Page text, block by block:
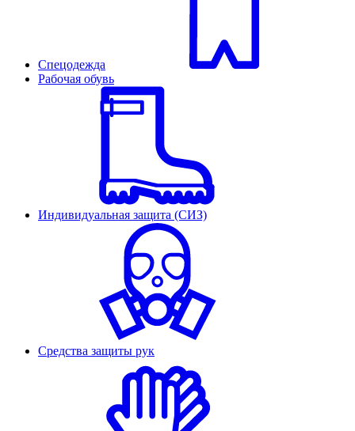
Спецодежда
Рабочая обувь
Индивидуальная защита (СИЗ)
Средства защиты рук